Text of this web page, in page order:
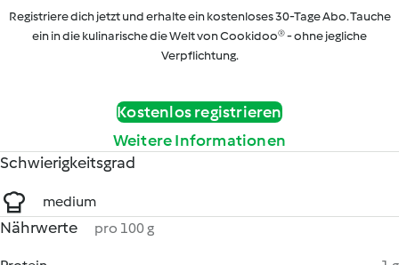
Registriere dich jetzt und erhalte ein kostenloses 30-Tage Abo. Tauche
ein in die kulinarische die Welt von Cookidoo® - ohne jegliche
Verpflichtung.
Kostenlos registrieren
Weitere Informationen
Schwierigkeitsgrad
medium
Nährwerte pro 100 g